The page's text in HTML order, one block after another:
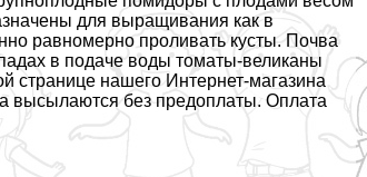
для выращивания как в
равномерно проливать кусты. Почва
в подаче воды томаты-великаны
странице нашего Интернет-магазина
высылаются без предоплаты. Оплата